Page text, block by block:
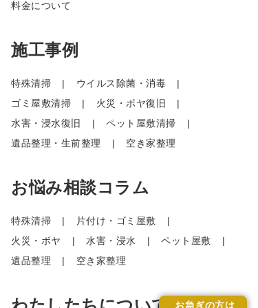
料金について
施工事例
特殊清掃
ウイルス除菌・消毒
ゴミ屋敷清掃
火災・ボヤ復旧
水害・浸水復旧
ペット屋敷清掃
遺品整理・生前整理
空き家整理
お悩み相談コラム
特殊清掃
片付け・ゴミ屋敷
火災・ボヤ
水害・浸水
ペット屋敷
遺品整理
空き家整理
お急ぎの方は